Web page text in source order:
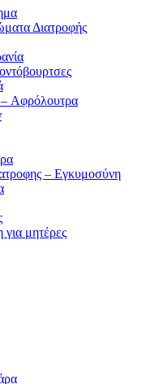
Διατροφής
Αφρόλουτρα
– Εγκυμοσύνη
μητέρες